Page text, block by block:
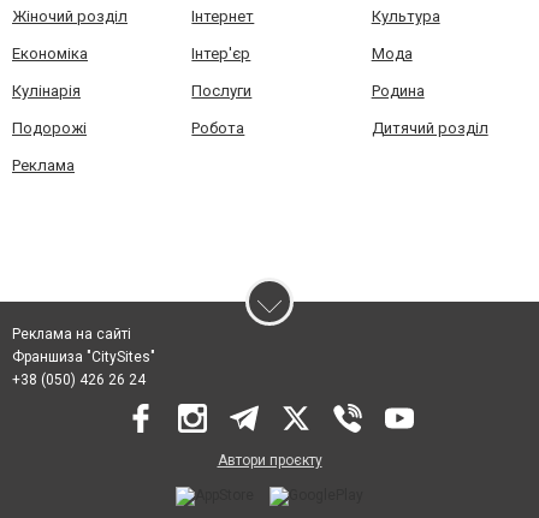
Жіночий розділ Інтернет Культура
Економіка Інтер'єр Мода
Кулінарія Послуги Родина
Подорожі Робота Дитячий розділ
Реклама
Реклама на сайті
Франшиза "CitySites"
+38 (050) 426 26 24
Автори проєкту